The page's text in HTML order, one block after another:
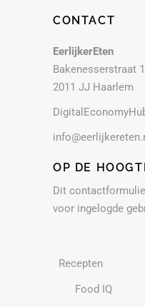
CONTACT
EerlijkerEten
Bakenesserstraat
2011 JJ Haarlem
OP DE
Dit
voor ingelogde
Recepten
Food IQ